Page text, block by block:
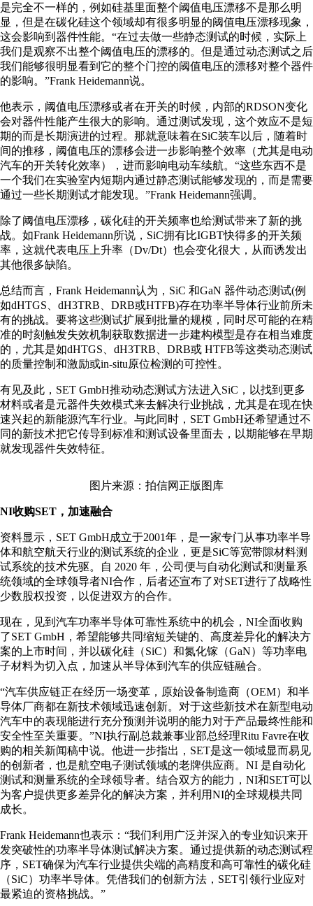
是完全不一样的，例如硅基里面整个阈值电压漂移不是那么明
显，但是在碳化硅这个领域却有很多明显的阈值电压漂移现象，
这会影响到器件性能。“在过去做一些静态测试的时候，实际上
我们是观察不出整个阈值电压的漂移的。但是通过动态测试之后
我们能够很明显看到它的整个门控的阈值电压的漂移对整个器件
的影响。”Frank Heidemann说。
他表示，阈值电压漂移或者在开关的时候，内部的RDSON变化
会对器件性能产生很大的影响。通过测试发现，这个效应不是短
期的而是长期演进的过程。那就意味着在SiC装车以后，随着时
间的推移，阈值电压的漂移会进一步影响整个效率（尤其是电动
汽车的开关转化效率），进而影响电动车续航。“这些东西不是
一个我们在实验室内短期内通过静态测试能够发现的，而是需要
通过一些长期测试才能发现。”Frank Heidemann强调。
除了阈值电压漂移，碳化硅的开关频率也给测试带来了新的挑
战。如Frank Heidemann所说，SiC拥有比IGBT快得多的开关频
率，这就代表电压上升率（Dv/Dt）也会变化很大，从而诱发出
其他很多缺陷。
总结而言，Frank Heidemann认为，SiC 和GaN 器件动态测试(例
如dHTGS、dH3TRB、DRB或HTFB)存在功率半导体行业前所未
有的挑战。要将这些测试扩展到批量的规模，同时尽可能的在精
准的时刻触发失效机制获取数据进一步建构模型是存在相当难度
的，尤其是如dHTGS、dH3TRB、DRB或 HTFB等这类动态测试
的质量控制和激励或in-situ原位检测的可控性。
有见及此，SET GmbH推动动态测试方法进入SiC，以找到更多
材料或者是元器件失效模式来去解决行业挑战，尤其是在现在快
速兴起的新能源汽车行业。与此同时，SET GmbH还希望通过不
同的新技术把它传导到标准和测试设备里面去，以期能够在早期
就发现器件失效特征。
图片来源：拍信网正版图库
NI收购SET，加速融合
资料显示，SET GmbH成立于2001年，是一家专门从事功率半导
体和航空航天行业的测试系统的企业，更是SiC等宽带隙材料测
试系统的技术先驱。自 2020 年，公司便与自动化测试和测量系
统领域的全球领导者NI合作，后者还宣布了对SET进行了战略性
少数股权投资，以促进双方的合作。
现在，见到汽车功率半导体可靠性系统中的机会，NI全面收购
了SET GmbH，希望能够共同缩短关键的、高度差异化的解决方
案的上市时间，并以碳化硅（SiC）和氮化镓（GaN）等功率电
子材料为切入点，加速从半导体到汽车的供应链融合。
“汽车供应链正在经历一场变革，原始设备制造商（OEM）和半
导体厂商都在新技术领域迅速创新。对于这些新技术在新型电动
汽车中的表现能进行充分预测并说明的能力对于产品最终性能和
安全性至关重要。”NI执行副总裁兼事业部总经理Ritu Favre在收
购的相关新闻稿中说。他进一步指出，SET是这一领域显而易见
的创新者，也是航空电子测试领域的老牌供应商。NI 是自动化
测试和测量系统的全球领导者。结合双方的能力，NI和SET可以
为客户提供更多差异化的解决方案，并利用NI的全球规模共同
成长。
Frank Heidemann也表示：“我们利用广泛并深入的专业知识来开
发突破性的功率半导体测试解决方案。通过提供新的动态测试程
序，SET确保为汽车行业提供尖端的高精度和高可靠性的碳化硅
（SiC）功率半导体。凭借我们的创新方法，SET引领行业应对
最紧迫的资格挑战。”